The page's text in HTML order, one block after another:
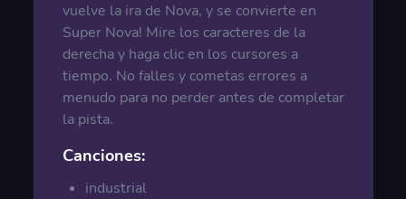
vuelve la ira de Nova, y se convierte en
Super Nova! Mire los caracteres de la
derecha y haga clic en los cursores a
tiempo. No falles y cometas errores a
menudo para no perder antes de completar
la pista.
Canciones:
industrial